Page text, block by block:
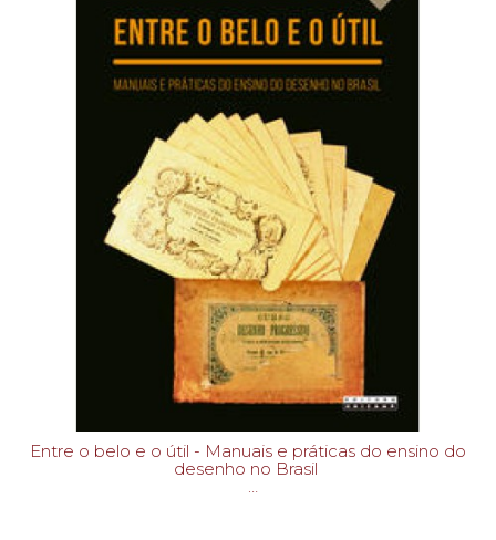
Entre o belo e o útil - Manuais e práticas do ensino do
desenho no Brasil